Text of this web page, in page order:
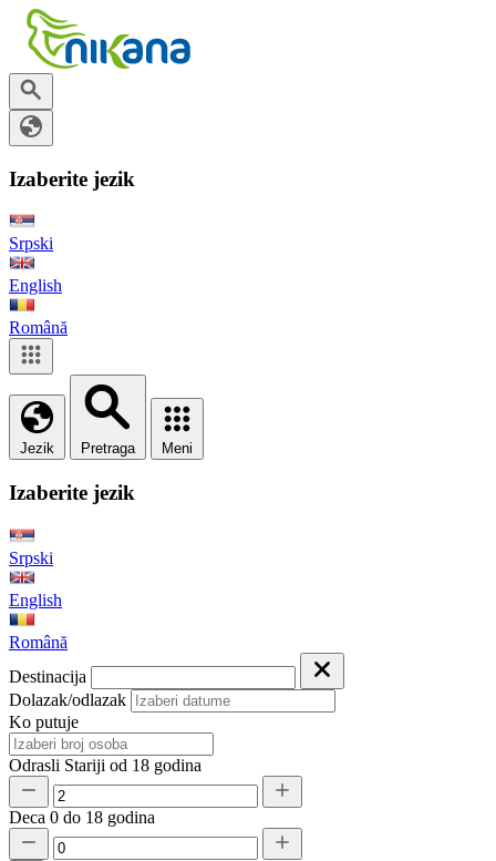
Izaberite jezik
Srpski
English
Română
Jezik Pretraga Meni
Izaberite jezik
Srpski
English
Română
Destinacija
Dolazak/odlazak
Ko putuje
Odrasli Stariji od 18 godina
Deca 0 do 18 godina